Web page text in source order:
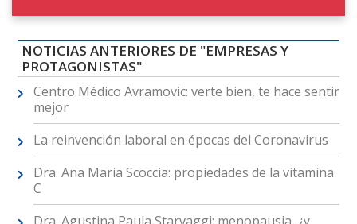
NOTICIAS ANTERIORES DE "EMPRESAS Y
PROTAGONISTAS"
Centro Médico Avramovic: verte bien, te hace sentir
mejor
La reinvención laboral en épocas del Coronavirus
Dra. Ana Maria Scoccia: propiedades de la vitamina
C